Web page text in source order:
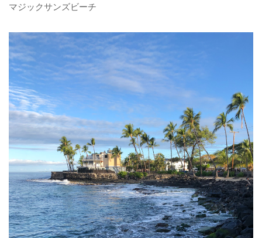
マジックサンズビーチ